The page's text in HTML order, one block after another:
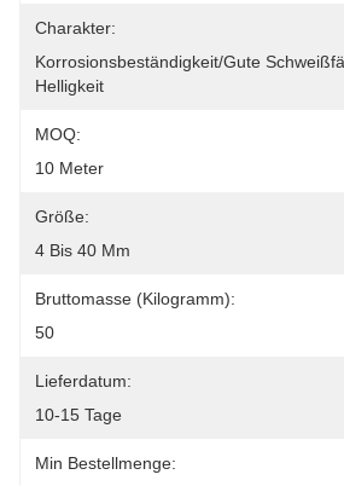
Charakter:
Korrosionsbeständigkeit/gute
Helligkeit
MOQ:
10 Meter
Größe:
4 Bis 40 Mm
Bruttomasse (Kilogramm):
50
Lieferdatum:
10-15 Tage
Min Bestellmenge: